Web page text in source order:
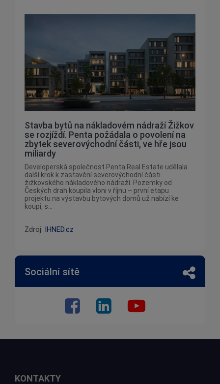
Stavba bytů na nákladovém nádraží Žižkov
se rozjíždí. Penta požádala o povolení na
zbytek severovýchodní části, ve hře jsou
miliardy
Developerská společnost Penta Real Estate udělala
další krok k zastavění severovýchodní části
žižkovského nákladového nádraží. Pozemky od
Českých drah koupila vloni v říjnu – první etapu
projektu na výstavbu bytových domů už nabízí ke
koupi, s...
Zdroj: IHNED.cz
Sociální sítě
KONTAKTY